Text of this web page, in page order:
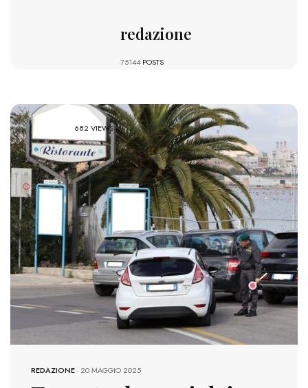
redazione
75144 POSTS
682 VIEWS
REDAZIONE-20 MAGGIO 2025